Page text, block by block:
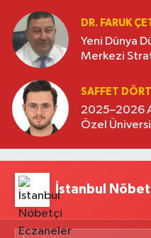
DR. FARUK
Yeni Dünya
Merkezi
SAFFET
2025–2026
Özel
İstanbul